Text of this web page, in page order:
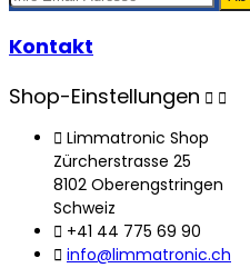
Kontakt
Shop-Einstellungen  
 Limmatronic Shop
Zürcherstrasse 25
8102 Oberengstringen
Schweiz
 +41 44 775 69 90
 info@limmatronic.ch